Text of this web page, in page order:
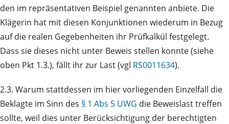
den im repräsentativen Beispiel genannten anbiete. Die
Klägerin hat mit diesen Konjunktionen wiederum in Bezug
auf die realen Gegebenheiten ihr Prüfkalkül festgelegt.
Dass sie dieses nicht unter Beweis stellen konnte (siehe
oben Pkt 1.3.), fällt ihr zur Last (vgl RS0011634).
2.3. Warum stattdessen im hier vorliegenden Einzelfall die
Beklagte im Sinn des § 1 Abs 5 UWG die Beweislast treffen
sollte, weil dies unter Berücksichtigung der berechtigten